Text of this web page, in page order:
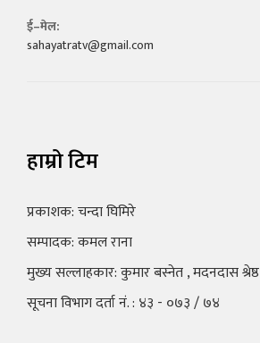
ई–मेल:
sahayatratv@gmail.com
हाम्रो टिम
प्रकाशक: चन्दा घिमिरे
सम्पादक: कमल राना
मुख्य सल्लाहकार: कुमार बस्नेत , मदनदास श्रेष्ठ
सूचना विभाग दर्ता नं. : ४३ - ०७३ / ७४